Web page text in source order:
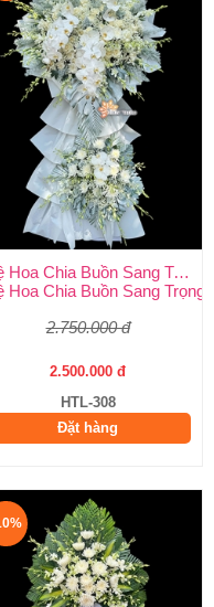
Vụ Uy Tín Tại Huy
Kệ Hoa Chia Buồn Sang Trọng
Hoa Chia Buồn Sang
2.750.000 đ
2.500.000 đ
HTL-308
Đặt hàng